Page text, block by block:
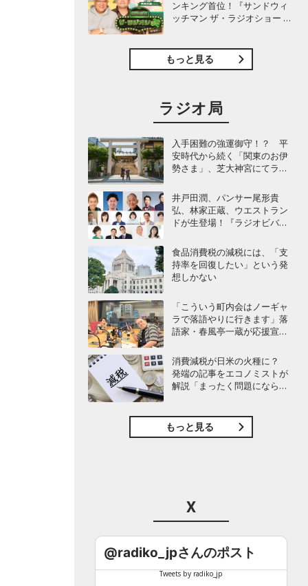
ンキング首位！『サンドウィ
ッチマン ザ・ラジオショー サ
もっと見る
ラジオ局
入手困難の強運御守！？ 平
安時代から続く「関東のお伊
勢さま」、芝大神宮にてラン
井戸田潤、パンサー尾形貴
弘、林家正蔵、ウエストラン
ドが生登場！『ラジオビバリ
食品消費税の減税には、「支
持率を回復したい」という発
想しかない
「こういう町内会はノーギャ
ラで落語やりに行きます」落
語家・春風亭一蔵が応援宣
消費減税が日米の火種に？
発端の記事をエコノミストが
解説「まったく問題にならな
もっと見る
X
@radiko_jpさんのポスト
Tweets by radiko_jp